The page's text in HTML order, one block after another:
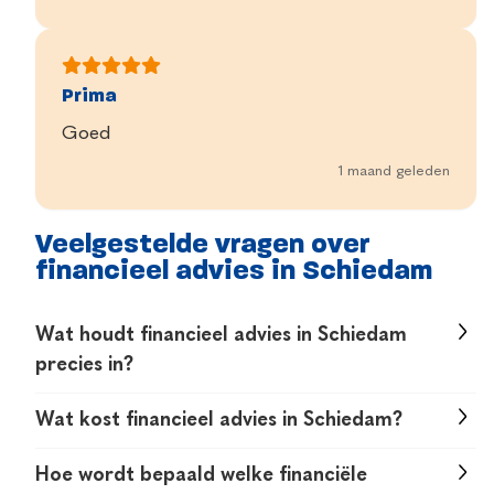
Prima
Goed
1 maand geleden
Veelgestelde vragen over
financieel advies in Schiedam
Wat houdt financieel advies in Schiedam
precies in?
Financieel advies in Schiedam draait om het
Denk aan hypotheken, verzekeringen en
Wat kost financieel advies in Schiedam?
Het eerste gesprek is gratis en vrijblijvend. Voor
Hoe wordt bepaald welke financiële